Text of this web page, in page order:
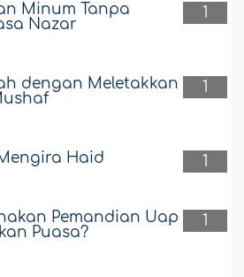
1
Minum Tanpa
Nazar
1
dengan Meletakkan
1
Haid
1
Pemandian Uap
Puasa?